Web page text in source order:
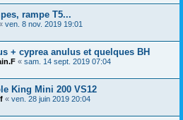
rampe T5...
ven. 8 nov. 2019 19:01
+ cyprea anulus et quelques BH
« sam. 14 sept. 2019 07:04
King Mini 200 VS12
« ven. 28 juin 2019 20:04